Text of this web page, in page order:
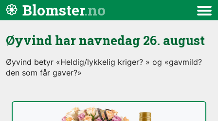
Hopp til innhold
Blomster
Meny
Øyvind har navnedag 26. august
Øyvind betyr «Heldig/lykkelig kriger? » og «gavmild?
den som får gaver?»